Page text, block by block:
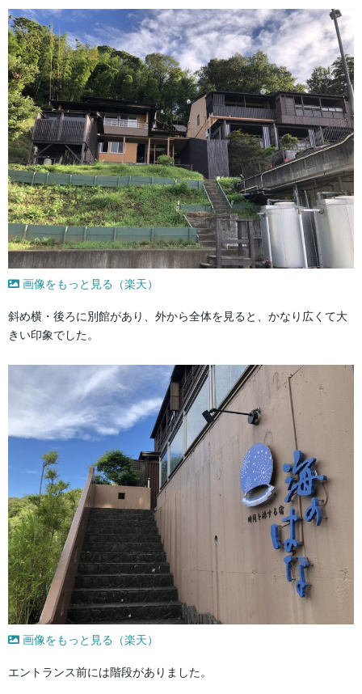
画像をもっと見る（楽天）
斜め横・後ろに別館があり、外から全体を見ると、かなり広くて大
きい印象でした。
画像をもっと見る（楽天）
エントランス前には階段がありました。